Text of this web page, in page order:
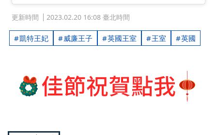
更新時間 2023.02.20 16:08 臺北時間
凱特王妃 威廉王子 英國王室 王室 英國